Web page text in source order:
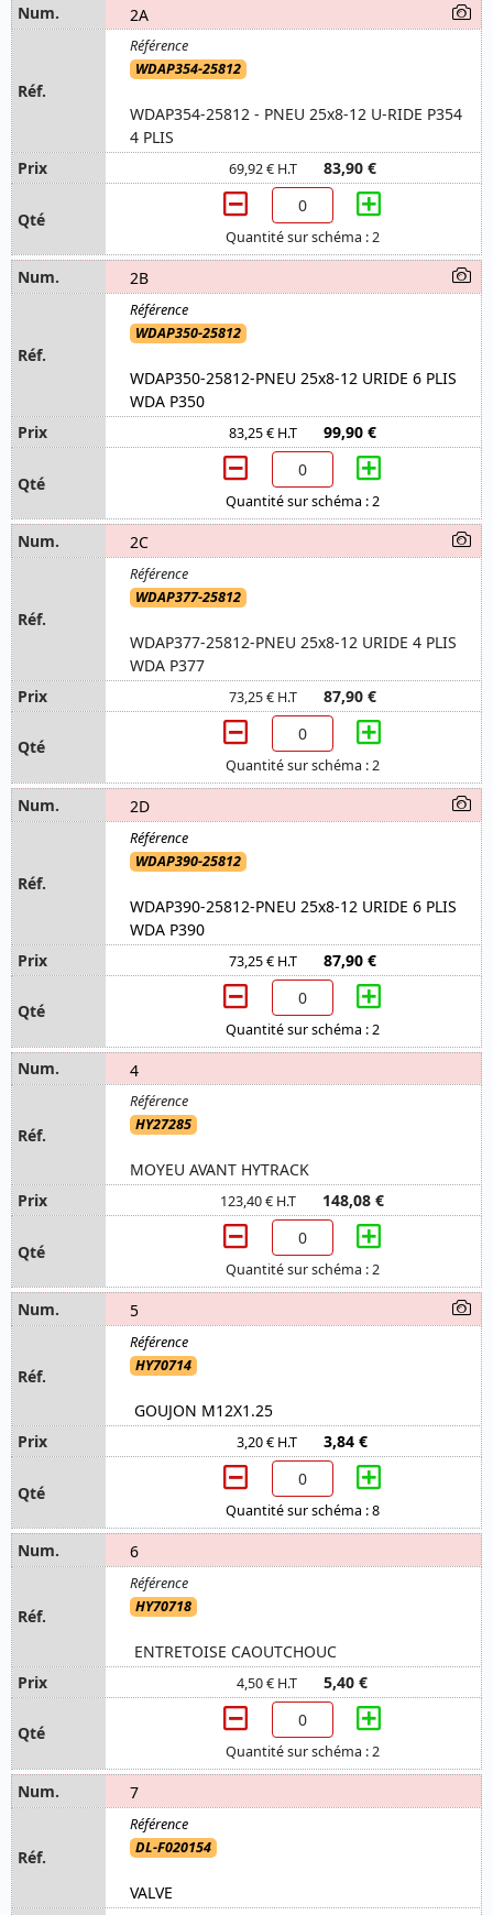
2A
WDAP354-25812
WDAP354-25812 - PNEU 25x8-12 U-RIDE P354
4 PLIS
69,92 € H.T 83,90 €
Quantité sur schéma : 2
2B
WDAP350-25812
WDAP350-25812-PNEU 25x8-12 URIDE 6 PLIS
WDA P350
83,25 € H.T 99,90 €
Quantité sur schéma : 2
2C
WDAP377-25812
WDAP377-25812-PNEU 25x8-12 URIDE 4 PLIS
WDA P377
73,25 € H.T 87,90 €
Quantité sur schéma : 2
2D
WDAP390-25812
WDAP390-25812-PNEU 25x8-12 URIDE 6 PLIS
WDA P390
73,25 € H.T 87,90 €
Quantité sur schéma : 2
4
HY27285
MOYEU AVANT HYTRACK
123,40 € H.T 148,08 €
Quantité sur schéma : 2
5
HY70714
GOUJON M12X1.25
3,20 € H.T 3,84 €
Quantité sur schéma : 8
6
HY70718
ENTRETOISE CAOUTCHOUC
4,50 € H.T 5,40 €
Quantité sur schéma : 2
7
DL-F020154
VALVE